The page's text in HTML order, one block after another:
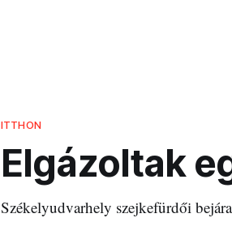
ITTHON
Elgázoltak
Székelyudvarhely szejkefürdői